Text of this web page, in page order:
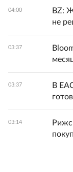
04:00
BZ:
не
03:37
03:37
В
03:14